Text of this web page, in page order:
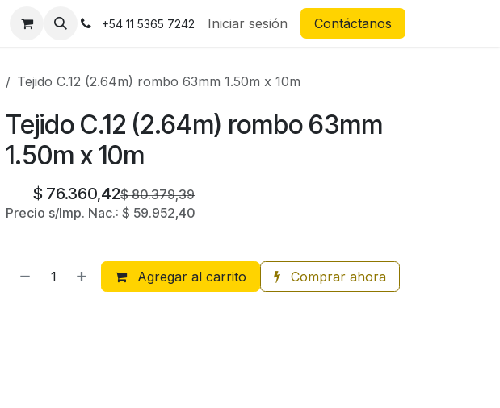
+54 11 5365 7242 Iniciar sesión Contáctanos
Tejido C.12 (2.64m) rombo 63mm 1.50m x 10m
Tejido C.12 (2.64m) rombo 63mm
1.50m x 10m
$ 76.360,42$80.379,39
Precio s/Imp. Nac.: $ 59.952,40
Agregar al carrito Comprar ahora